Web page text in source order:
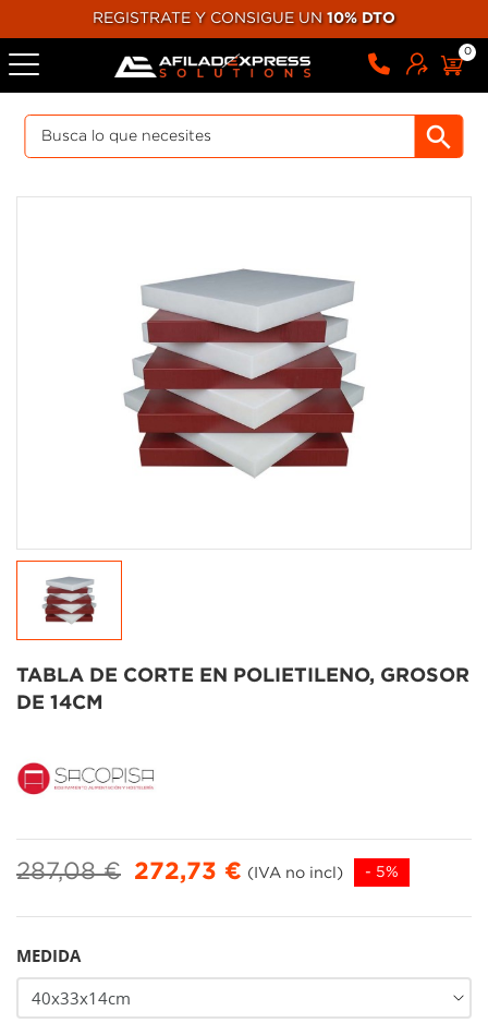
REGISTRATE Y CONSIGUE UN 10% DTO
0
TABLA DE CORTE EN POLIETILENO, GROSOR
DE 14CM
287,08 € 272,73 € (IVA no incl) - 5%
MEDIDA